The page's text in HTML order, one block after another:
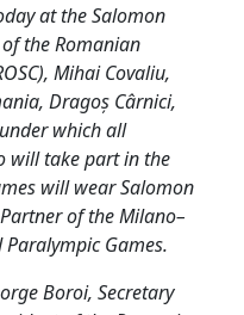
at the Salomon
the Romanian
Mihai Covaliu,
Dragoș Cârnici,
which all
will take part in the
will wear Salomon
of the Milano–
Games.
Boroi, Secretary